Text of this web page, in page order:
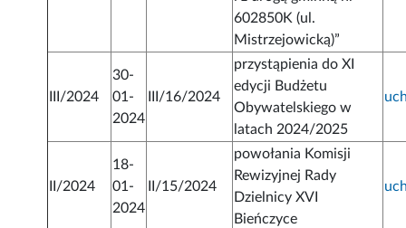
602850K (ul.
Mistrzejowicką)”
III/2024
30-
01-
2024
III/16/2024
przystąpienia do XI
edycji Budżetu
Obywatelskiego w
latach 2024/2025
II/2024
18-
01-
2024
II/15/2024
powołania Komisji
Rewizyjnej Rady
Dzielnicy XVI
Bieńczyce